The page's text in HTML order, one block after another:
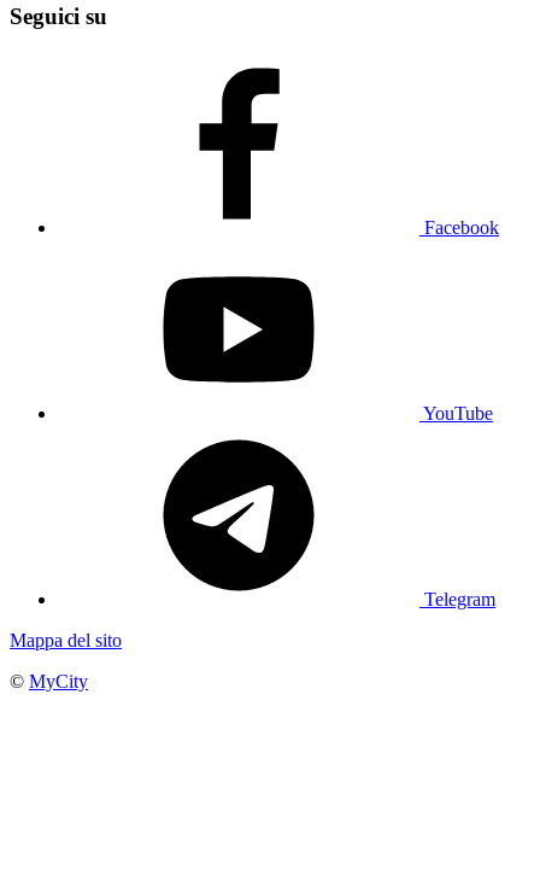
Seguici su
Facebook
YouTube
Telegram
Mappa del sito
© MyCity